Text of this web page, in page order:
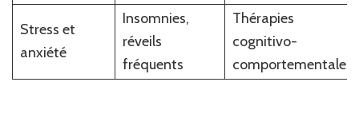
Stress et
anxiété
Insomnies,
réveils
fréquents
Thérapies
cognitivo-
comportementales